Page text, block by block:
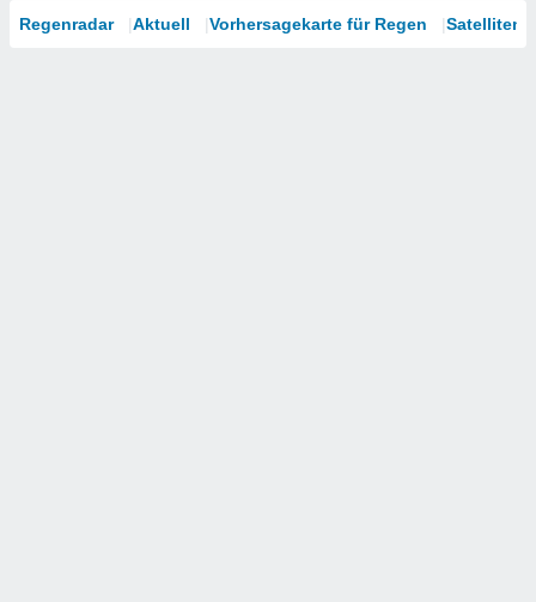
Regenradar Aktuell Vorhersagekarte für Regen Satelliten